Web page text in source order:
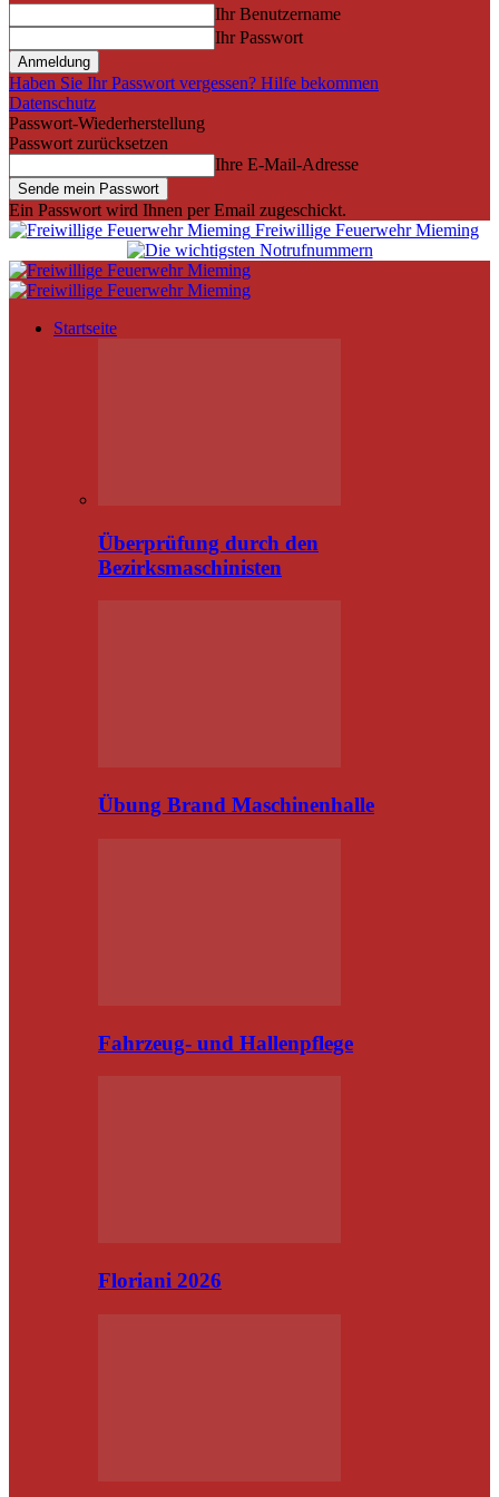
Ihr Benutzername
Ihr Passwort
Haben Sie Ihr Passwort vergessen? Hilfe bekommen
Datenschutz
Passwort-Wiederherstellung
Passwort zurücksetzen
Ihre E-Mail-Adresse
Ein Passwort wird Ihnen per Email zugeschickt.
Freiwillige Feuerwehr Mieming
Startseite
Überprüfung durch den
Bezirksmaschinisten
Übung Brand Maschinenhalle
Fahrzeug- und Hallenpflege
Floriani 2026